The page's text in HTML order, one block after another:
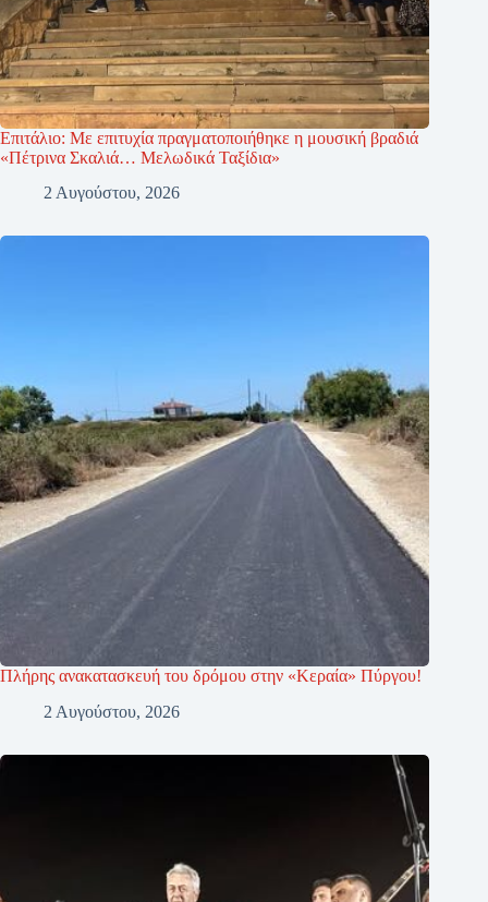
Επιτάλιο: Με επιτυχία πραγματοποιήθηκε η μουσική βραδιά
«Πέτρινα Σκαλιά… Μελωδικά Ταξίδια»
2 Αυγούστου, 2026
Πλήρης ανακατασκευή του δρόμου στην «Κεραία» Πύργου!
2 Αυγούστου, 2026